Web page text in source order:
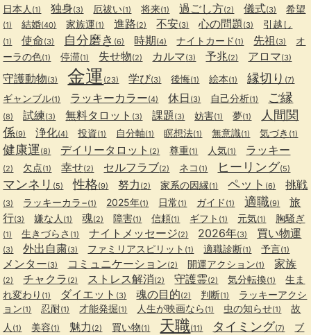
日本人 (1) 独身(3) 厄祓い(1) 将来(1) 過ごし方(2) 儀式(3) 希望
(1) 結婚(40) 家族運(1) 進路(2) 不安(3) 心の問題 (3) 引越し
(1) 使命(3) 自分磨き (6) 時期(4) ナイトカード (1) 先祖 (3)
オ
ーラの色(1) 停滞(1) 失せ物(2) カルマ(3) 予兆(2) アロマ(3)
守護動物(3) 金運 (23) 学び(3) 後悔(1) 絵本(1) 縁切り (7)
ギャンブル(1) ラッキーカラー(4) 休日 (3) 自己分析(1) ご縁
(8) 試練(3) 無料タロット (3) 課題 (3) 妨害(1) 夢(1)
人間関
係(9) 浄化(4) 投資(1) 自分軸(1) 瞑想法(1) 無意識(1) 気づき (1)
健康運(8) デイリータロット (2) 尊重(1) 人気(1) ラッキー
(2) 欠点(1) 幸せ(2) セルフラブ(2) ネコ (1) ヒーリング(5)
マンネリ (5) 性格(9) 努力 (2) 家系の因縁(1) ペット (6) 挑戦
(3) ラッキーカラ−(1) 2025年(1) 日常 (1) ガイド (1) 適職(9)
旅
行(3) 嫌な人 (1) 魂(2) 障害(1) 信頼(1) ギフト (1) 元気(1) 胸騒ぎ
(1) 生きづらさ (1) ナイトメッセージ(2) 2026年(3) 買い物運
(3) 外出自粛(3) ファミリアスピリット (1) 適職診断(1) 予言(1)
メンター(3) コミュニケーション(2) 開運アクション(1) 家族
(2) チャクラ (2) ストレス解消(2) 守護霊(2) 気分転換(1)
生ま
れ変わり (1) ダイエット (3) 魂の目的(2) 判断(1)
ラッキーアクシ
ョン(1) 忍耐(1) 才能発掘(1) 人生が映画なら (1) 虫の知らせ(1)
故
人 (1) 美容(1) 魅力 (2) 買い物(1) 天職(11) タイミング(7)
ブ